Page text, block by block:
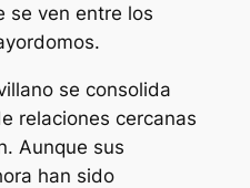
se ven entre los
se consolida
relaciones cercanas
Aunque sus
han sido